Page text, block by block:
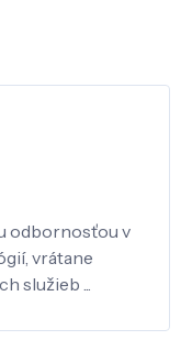
odbornosťou v
vrátane
služieb ...